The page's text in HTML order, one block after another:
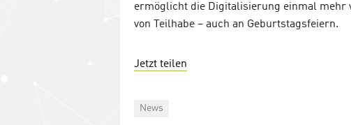
ermöglicht die Digitalisierung einmal mehr
von Teilhabe – auch an Geburtstagsfeiern.
Jetzt teilen
Categories
News